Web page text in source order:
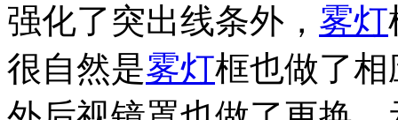
强化了突出线条外， 雾灯
很自然是雾灯框也做了